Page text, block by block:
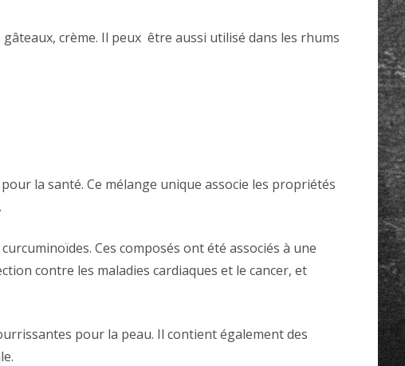
crème. Il peux être aussi utilisé dans les rhums
la santé. Ce mélange unique associe les propriétés
Ces composés ont été associés à une
contre les maladies cardiaques et le cancer, et
pour la peau. Il contient également des